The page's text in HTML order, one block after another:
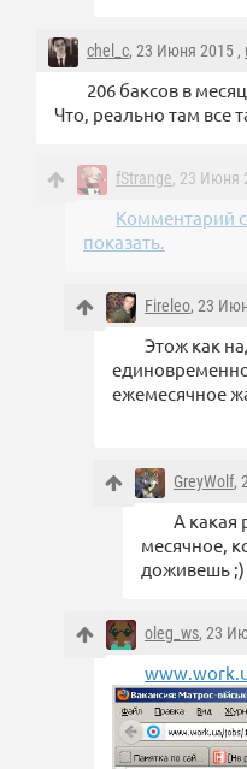
chel_c, 23 Июня 2015 ,
206 баксов в
Что, реально там все
fStrange, 23 Июня
Комментарий
показать.
Fireleo, 23
Этож как
ежемесячное
GreyWolf,
А какая
месячное,
доживешь ;)
oleg_ws, 23